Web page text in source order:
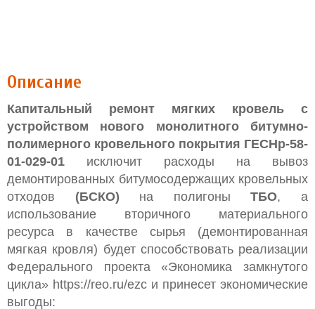
Описание
Капитальный ремонт мягких кровель с
устройством нового монолитного битумно-
полимерного кровельного покрытия ГЕСНр-58-
01-029-01
исключит расходы на вывоз
демонтированных битумосодержащих кровельных
отходов (БСКО) на полигоныТБО, а
использование вторичного материального
ресурса в качестве сырья (демонтированная
мягкая кровля) будет способствовать реализации
Федерального проекта «Экономика замкнутого
цикла» https://reo.ru/ezc и принесет экономические
выгоды: